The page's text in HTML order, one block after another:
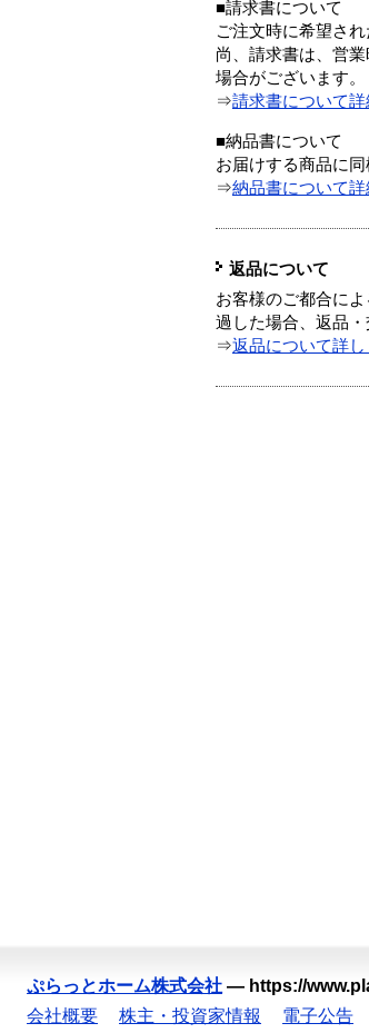
■請求書について
ご注文時に希望さ
尚、請求書は、営
場合がございます。
⇒請求書について詳
■納品書について
お届けする商品に同
⇒納品書について詳
返品について
お客様のご都合に
過した場合、返品・
⇒返品について詳し
ぷらっとホーム株式会社 — https://
会社概要
株主・投資家情報 電子公告